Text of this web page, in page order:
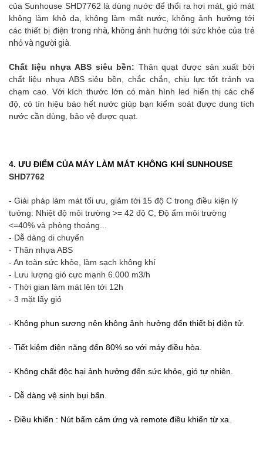
của Sunhouse SHD7762 là dùng nước để thổi ra hơi mát, gió mát
không làm khô da, không làm mất nước, không ảnh hưởng tới
các thiết bị điện trong nhà, không ảnh hưởng tới sức khỏe của trẻ
nhỏ và người già.
Chất liệu nhựa ABS siêu bền: Thân quạt được sản xuất bởi
chất liệu nhựa ABS siêu bền, chắc chắn, chịu lực tốt tránh va
chạm cao. Với kích thước lớn có màn hình led hiển thị các chế
độ, có tín hiệu báo hết nước giúp bạn kiểm soát được dung tích
nước cần dùng, bảo vệ được quạt.
4. ƯU ĐIỂM CỦA MÁY LÀM MÁT KHÔNG KHÍ SUNHOUSE
SHD7762
- Giải pháp làm mát tối ưu, giảm tới 15 độ C trong điều kiện lý
tưởng: Nhiệt độ môi trường >= 42 độ C, Độ ẩm môi trường
<=40% và phòng thoáng...
- Dễ dàng di chuyển
- Thân nhựa ABS
- An toàn sức khỏe, làm sạch không khí
- Lưu lượng gió cực mạnh 6.000 m3/h
- Thời gian làm mát lên tới 12h
- 3 mặt lấy gió
- Không phun sương nên không ảnh hưởng đến thiết bị điện tử.
- Tiết kiệm điện năng đến 80% so với máy điều hòa.
- Không chất độc hại ảnh hưởng đến sức khỏe, gió tự nhiên.
- Dễ dàng vệ sinh bụi bẩn.
- Điều khiển : Nút bấm cảm ứng và remote điều khiển từ xa.